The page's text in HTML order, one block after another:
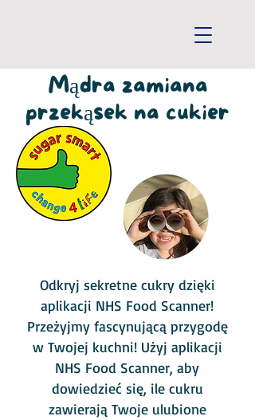
Mądra zamiana
przekąsek na cukier
Odkryj sekretne cukry dzięki
aplikacji NHS Food Scanner!
Przeżyjmy fascynującą przygodę
w Twojej kuchni! Użyj aplikacji
NHS Food Scanner, aby
dowiedzieć się, ile cukru
zawierają Twoje ulubione